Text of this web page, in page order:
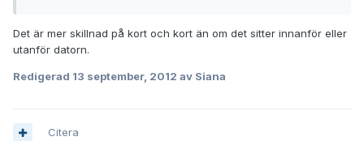
Det är mer skillnad på kort och kort än om det sitter innanför eller
utanför datorn.
Redigerad 13 september, 2012 av Siana
Citera